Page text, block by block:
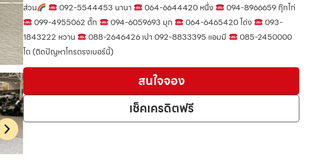
ส่วน
092-5544453 นานา 064-6644420 หนึ่ง
094-8966659 กุ๊กไก่
099-4955062 ตั๊ก
094-6059693 มุก 064-6465420 โด่ง
093-
1843222 หวาน
088-2646426 เปา 092-8833395 แอมมี
085-2450000
โต (ติดปัญหาโทรตรงเบอร์นี้)
สนใจจอง
เช็คเครดิตฟรี